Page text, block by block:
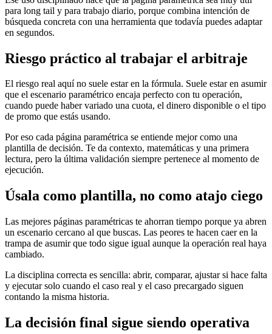
para long tail y para trabajo diario, porque combina intención de
búsqueda concreta con una herramienta que todavía puedes adaptar
en segundos.
Riesgo práctico al trabajar el arbitraje
El riesgo real aquí no suele estar en la fórmula. Suele estar en asumir
que el escenario paramétrico encaja perfecto con tu operación,
cuando puede haber variado una cuota, el dinero disponible o el tipo
de promo que estás usando.
Por eso cada página paramétrica se entiende mejor como una
plantilla de decisión. Te da contexto, matemáticas y una primera
lectura, pero la última validación siempre pertenece al momento de
ejecución.
Úsala como plantilla, no como atajo ciego
Las mejores páginas paramétricas te ahorran tiempo porque ya abren
un escenario cercano al que buscas. Las peores te hacen caer en la
trampa de asumir que todo sigue igual aunque la operación real haya
cambiado.
La disciplina correcta es sencilla: abrir, comparar, ajustar si hace falta
y ejecutar solo cuando el caso real y el caso precargado siguen
contando la misma historia.
La decisión final sigue siendo operativa